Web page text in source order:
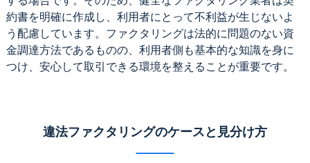
約書を明確に作成し、利用者にとって不利益が生じないよ
う配慮しています。ファクタリングは法的に問題のない資
金調達方法であるものの、利用者側も基本的な知識を身に
つけ、安心して取引できる環境を整えることが重要です。
違法ファクタリングのケースと見分け方